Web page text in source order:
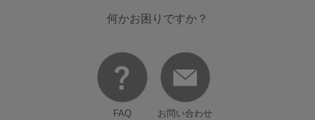
何かお困りですか？
FAQ
お問い合わせ